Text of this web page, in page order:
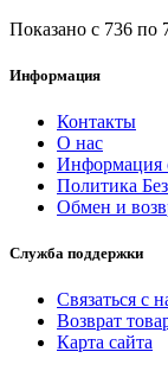
Показано с 736 по
Информация
Контакты
О нас
Информация
Политика
Обмен и
Служба поддержки
Связаться с
Возврат
Карта сайта